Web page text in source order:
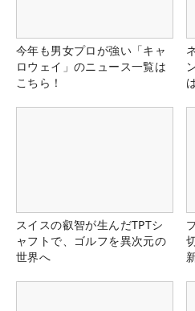
今年も男女プロが強い「キャ
ロウェイ」のニュース一覧は
こちら！
スイスの叡智が生んだTPTシ
ャフトで、ゴルフを異次元の
世界へ